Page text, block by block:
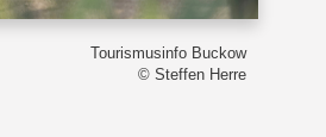
Tourismusinfo Buckow
© Steffen Herre